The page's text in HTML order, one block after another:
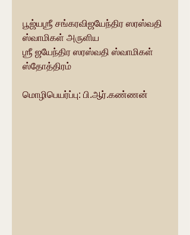
பூஜ்யஶ்ரீ சங்கரவிஜயேந்திர ஸரஸ்வதி
ஸ்வாமிகள் அருளிய
ஶ்ரீ ஜயேந்திர ஸரஸ்வதி ஸ்வாமிகள்
ஸ்தோத்திரம்
மொழிபெயர்ப்பு: பி.ஆர்.கண்ணன்